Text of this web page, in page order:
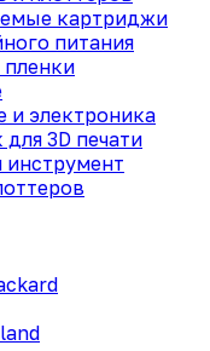
картриджи
питания
пленки
и электроника
3D печати
инструмент